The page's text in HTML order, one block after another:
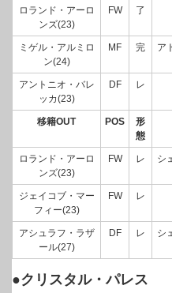
ロランド・アーロ
ンズ(23)
FW 了
ミゲル・アルミロ
ン(24)
MF 完
ア
アントニオ・バレ
ッカ(23)
DF レ
移籍OUT POS
形
態
ロランド・アーロ
ンズ(23)
FW レ
シ
ジェイコブ・マー
フィー(23)
FW レ
アシュラフ・ラザ
ール(27)
DF レ
シ
●クリスタル・パレス